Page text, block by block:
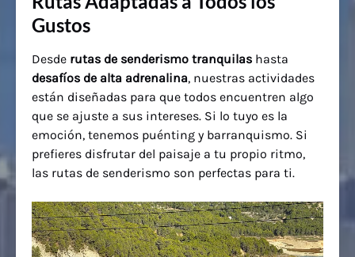
Gustos
Desde rutas de senderismo tranquilas hasta
desafíos de alta adrenalina, nuestras actividades
están diseñadas para que todos encuentren algo
que se ajuste a sus intereses. Si lo tuyo es la
emoción, tenemos puénting y barranquismo. Si
prefieres disfrutar del paisaje a tu propio ritmo,
las rutas de senderismo son perfectas para ti.